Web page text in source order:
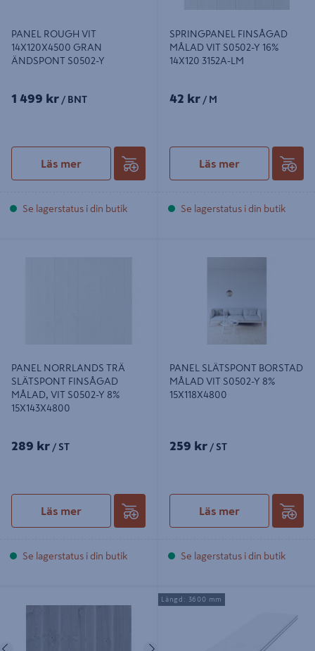
PANEL ROUGH VIT
14X120X4500 GRAN
ÄNDSPONT S0502-Y
1 499 kr / BNT
Läs mer
Se lagerstatus i din butik
SPRINGPANEL FINSÅGAD
MÅLAD VIT S0502-Y 16%
14X120 3152A-LM
42 kr / M
Läs mer
Se lagerstatus i din butik
PANEL NORRLANDS TRÄ
SLÄTSPONT FINSÅGAD
MÅLAD, VIT S0502-Y 8%
15X143X4800
289 kr / ST
Läs mer
Se lagerstatus i din butik
MÅLAD VIT S0502-Y 8%
PANEL SLÄTSPONT BORSTAD
MÅLAD VIT S0502-Y 8%
15X118X4800
259 kr / ST
Läs mer
Se lagerstatus i din butik
SLÄTSPONT 15X118X3600,
PANEL TREND VIT 13X120X3600
FAS ÄNDSPONT 8ST S0502-Y
Längd: 3600 mm